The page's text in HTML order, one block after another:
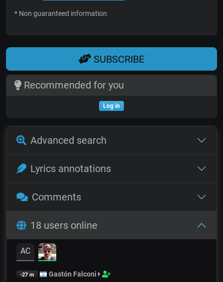
* Non guaranteed information
SUBSCRIBE
Recommended for you
Log in
Advanced search
Lyrics annotations
Comments
18 users online
AC
-27 m Gastón Falconi